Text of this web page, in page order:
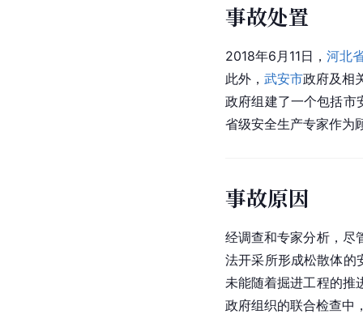
事故处置
2018年6月11日，河北
此外， 武安市政府及相
政府组建了一个包括市
省级安全生产专家作为
事故原因
经调查和专家分析，尽
法开采所形成松散体的
未能随着掘进工程的推
政府组织的联合检查中